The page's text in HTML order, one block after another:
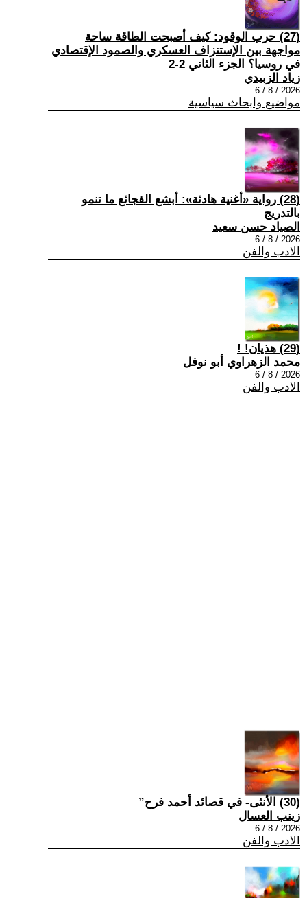
(27) حرب الوقود: كيف أصبحت الطاقة ساحة
مواجهة بين الإستنزاف العسكري والصمود الإقتصادي
في روسيا؟ الجزء الثاني 2-2
زياد الزبيدي
2026 / 8 / 6
مواضيع وابحاث سياسية
(28) رواية «أغنية هادئة»: أبشع الفجائع ما تنمو
بالتدريج
الصياد حسن سعيد
2026 / 8 / 6
الادب والفن
(29) هذيان! !
محمد الزهراوي أبو نوفل
2026 / 8 / 6
الادب والفن
(30) الأنثى- في قصائد أحمد فرح”
زينب العسال
2026 / 8 / 6
الادب والفن